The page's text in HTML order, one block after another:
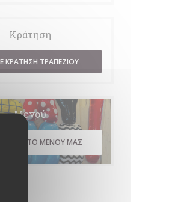
Κράτηση
ΚΡΆΤΗΣΗ ΤΡΑΠΕΖΙΟΎ
Μενού
ΤΟ ΜΕΝΟΎ ΜΑΣ